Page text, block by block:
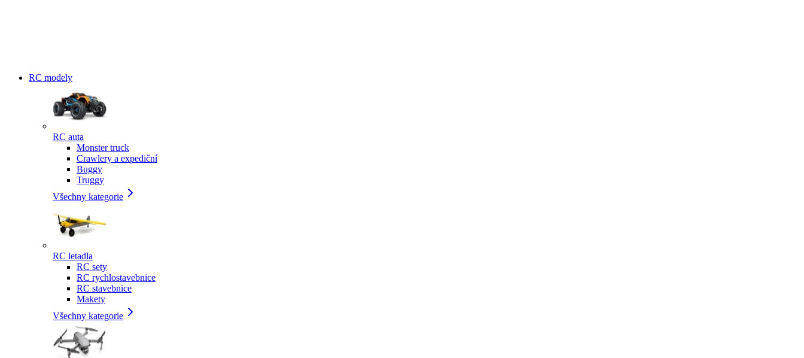
RC modely
RC auta
Monster truck
Crawlery a expediční
Buggy
Truggy
Všechny kategorie
RC letadla
RC sety
RC rychlostavebnice
RC stavebnice
Makety
Všechny kategorie